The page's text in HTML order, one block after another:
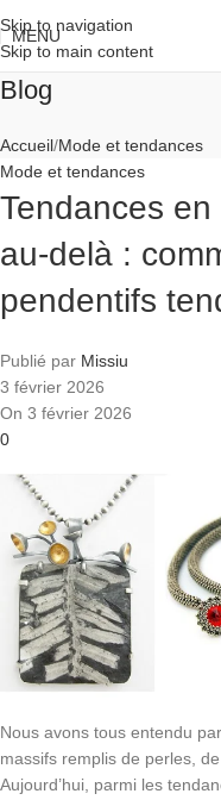
Skip to navigation
Skip to main content
MENU
Blog
Accueil Mode et tendances
Mode et tendances
Tendances
au-delà :
pendentifs
Publié par Missiu
3 février 2026
On 3 février 2026
0
Nous avons tous entendu
massifs remplis de perles,
Aujourd’hui, parmi les